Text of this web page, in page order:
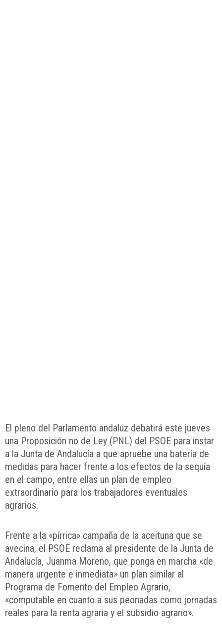
El pleno del Parlamento andaluz debatirá este jueves
una Proposición no de Ley (PNL) del PSOE para instar
a la Junta de Andalucía a que apruebe una batería de
medidas para hacer frente a los efectos de la sequía
en el campo, entre ellas un plan de empleo
extraordinario para los trabajadores eventuales
agrarios.
Frente a la «pírrica» campaña de la aceituna que se
avecina, el PSOE reclama al presidente de la Junta de
Andalucía, Juanma Moreno, que ponga en marcha «de
manera urgente e inmediata» un plan similar al
Programa de Fomento del Empleo Agrario,
«computable en cuanto a sus peonadas como jornadas
reales para la renta agraria y el subsidio agrario».